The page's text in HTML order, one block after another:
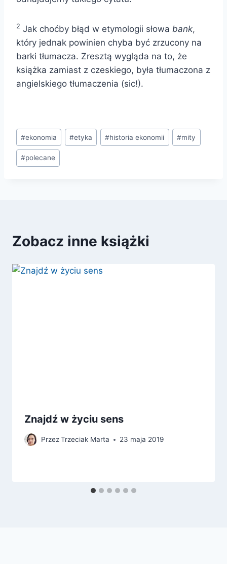
2 Jak choćby błąd w etymologii słowa bank,
który jednak powinien chyba być zrzucony na
barki tłumacza. Zresztą wygląda na to, że
książka zamiast z czeskiego, była tłumaczona z
angielskiego tłumaczenia (sic!).
Tagi
wpisu:
#ekonomia #etyka #historia ekonomii #mity
#polecane
Zobacz inne książki
Znajdź w życiu sens
PrzezTrzeciak Marta 23 maja 2019